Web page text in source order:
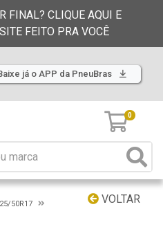
FINAL? CLIQUE AQUI E
FEITO PRA VOCÊ
já o APP da PneuBras
0
VOLTAR
50R17